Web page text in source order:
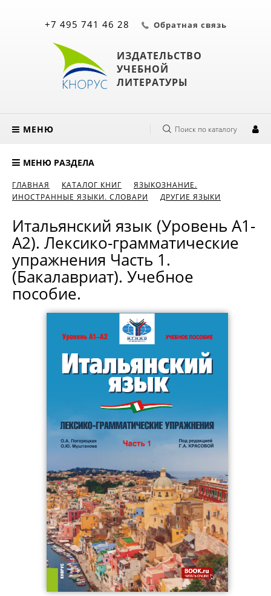
ИЗДАТЕЛЬСТВО
УЧЕБНОЙ
ЛИТЕРАТУРЫ
+7 495 741 46 28 Обратная связь
МЕНЮ Поиск по каталогу
МЕНЮ РАЗДЕЛА
ГЛАВНАЯ КАТАЛОГ КНИГ
ЯЗЫКОЗНАНИЕ.
ИНОСТРАННЫЕ ЯЗЫКИ. СЛОВАРИ
ДРУГИЕ ЯЗЫКИ
Итальянский язык (Уровень А1-
А2). Лексико-грамматические
упражнения Часть 1.
(Бакалавриат). Учебное
пособие.